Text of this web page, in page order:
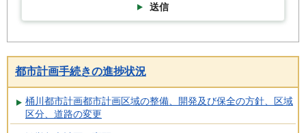
送信
都市計画手続きの進捗状況
桶川都市計画都市計画区域の整備、開発及び保全の方針、区域
区分、道路の変更